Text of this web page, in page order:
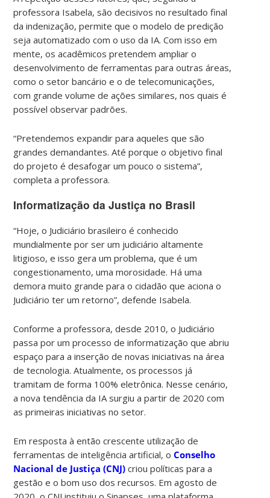
professora Isabela, são decisivos no resultado final
da indenização, permite que o modelo de predição
seja automatizado com o uso da IA. Com isso em
mente, os acadêmicos pretendem ampliar o
desenvolvimento de ferramentas para outras áreas,
como o setor bancário e o de telecomunicações,
com grande volume de ações similares, nos quais é
possível observar padrões.
“Pretendemos expandir para aqueles que são
grandes demandantes. Até porque o objetivo final
do projeto é desafogar um pouco o sistema”,
completa a professora.
Informatização da Justiça no Brasil
“Hoje, o Judiciário brasileiro é conhecido
mundialmente por ser um judiciário altamente
litigioso, e isso gera um problema, que é um
congestionamento, uma morosidade. Há uma
demora muito grande para o cidadão que aciona o
Judiciário ter um retorno”, defende Isabela.
Conforme a professora, desde 2010, o Judiciário
passa por um processo de informatização que abriu
espaço para a inserção de novas iniciativas na área
de tecnologia. Atualmente, os processos já
tramitam de forma 100% eletrônica. Nesse cenário,
a nova tendência da IA surgiu a partir de 2020 com
as primeiras iniciativas no setor.
Em resposta à então crescente utilização de
ferramentas de inteligência artificial, oConselho
Nacional de Justiça (CNJ) criou políticas para a
gestão e o bom uso dos recursos. Em agosto de